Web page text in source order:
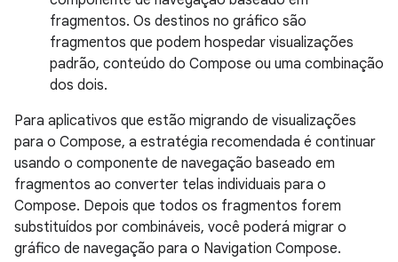
fragmentos. Os destinos no gráfico são
fragmentos que podem hospedar visualizações
padrão, conteúdo do Compose ou uma combinação
dos dois.
Para aplicativos que estão migrando de visualizações
para o Compose, a estratégia recomendada é continuar
usando o componente de navegação baseado em
fragmentos ao converter telas individuais para o
Compose. Depois que todos os fragmentos forem
substituídos por combináveis, você poderá migrar o
gráfico de navegação para o Navigation Compose.